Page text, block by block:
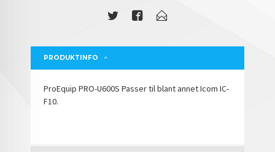
PRODUKTINFO
ProEquip PRO-U600S Passer til blant annet Icom IC-
F10.